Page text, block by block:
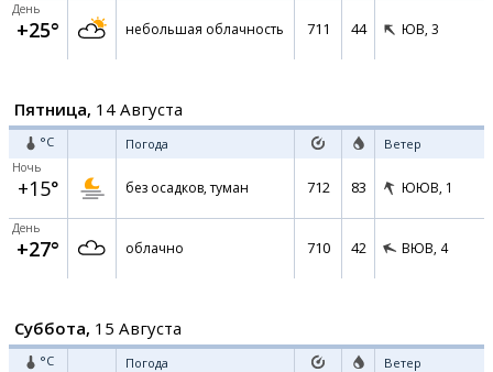
День
+25° небольшая облачность 711 44 ЮВ, 3
Пятница, 14 Августа
°C Погода Ветер
Ночь
+15° без осадков, туман 712 83 ЮЮВ, 1
День
+27° облачно 710 42 ВЮВ, 4
Суббота, 15 Августа
°C Погода Ветер